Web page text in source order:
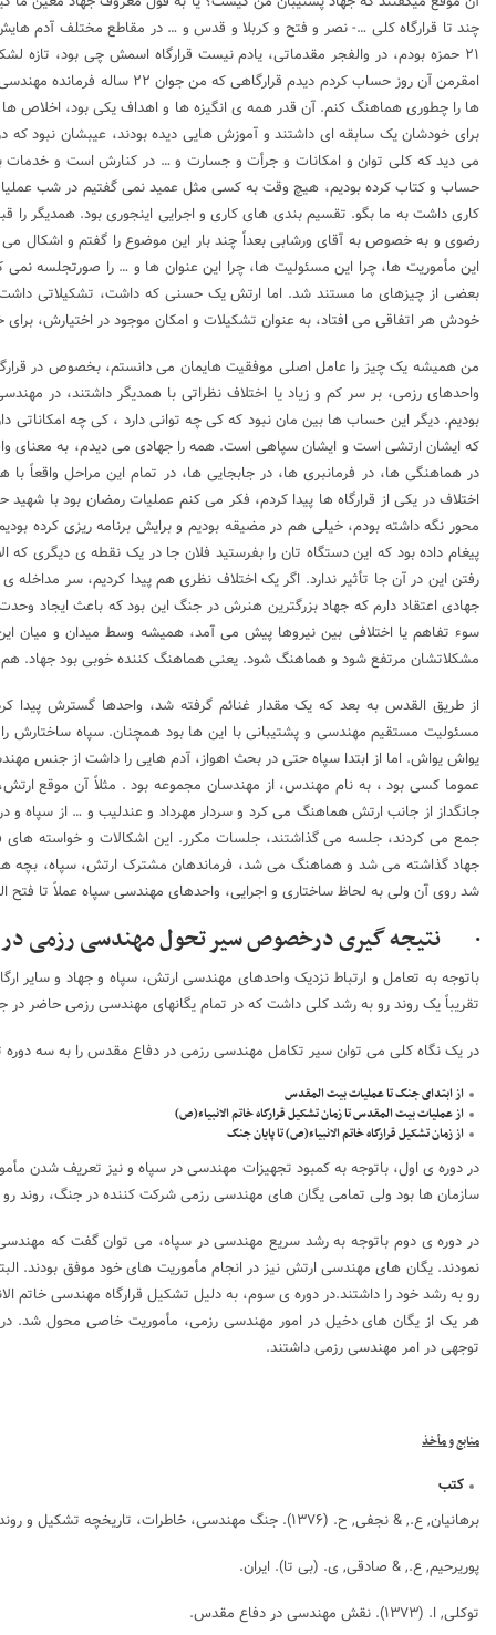
چند تا قرارگاه کلی …- نصر و فتح و کربلا و قدس و … در مقاطع مختلف آدم
۲۱ حمزه بودم، در والفجر مقدماتی، یادم نیست قرارگاه اسمش چی بود،
ها را چطوری هماهنگ کنم. آن قدر همه ی انگیزه ها و اهداف یکی بود، اخلاص
می دید که کلی توان و امکانات و جرأت و جسارت و … در کنارش است و
حساب و کتاب کرده بودیم، هیچ وقت به کسی مثل عمید نمی گفتیم در شب عملیات
کاری داشت به ما بگو. تقسیم بندی های کاری و اجرایی اینجوری بود. همدیگر
رضوی و به خصوص به آقای ورشابی بعداً چند بار این موضوع را گفتم و اشکال
این مأموریت ها، چرا این مسئولیت ها، چرا این عنوان ها و … را صورتجلسه نمی
بعضی از چیزهای ما مستند شد. اما ارتش یک حسنی که داشت، تشکیلاتی
خودش هر اتفاقی می افتاد، به عنوان تشکیلات و امکان موجود در اختیارش،
من همیشه یک چیز را عامل اصلی موفقیت هایمان می دانستم، بخصوص در
واحدهای رزمی، بر سر کم و زیاد یا اختلاف نظراتی با همدیگر داشتند، در
بودیم. دیگر این حساب ها بین مان نبود که کی چه توانی دارد ، کی چه
که ایشان ارتشی است و ایشان سپاهی است. همه را جهادی می دیدم، به معنای
در هماهنگی ها، در فرمانبری ها، در جابجایی ها، در تمام این مراحل
اختلاف در یکی از قرارگاه ها پیدا کردم، فکر می کنم عملیات رمضان بود با
محور نگه داشته بودم، خیلی هم در مضیقه بودیم و برایش برنامه ریزی کرده
پیغام داده بود که این دستگاه تان را بفرستید فلان جا در یک نقطه ی دیگری
رفتن این در آن جا تأثیر ندارد. اگر یک اختلاف نظری هم پیدا کردیم، سر
جهادی اعتقاد دارم که جهاد بزرگترین هنرش در جنگ این بود که باعث ایجاد
سوء تفاهم یا اختلافی بین نیروها پیش می آمد، همیشه وسط میدان و میان
مشکلاتشان مرتفع شود و هماهنگ شود. یعنی هماهنگ کننده خوبی بود جهاد.
از طریق القدس به بعد که یک مقدار غنائم گرفته شد، واحدها گسترش پیدا
مسئولیت مستقیم مهندسی و پشتیبانی با این ها بود همچنان. سپاه
یواش یواش. اما از ابتدا سپاه حتی در بحث اهواز، آدم هایی را داشت از جنس
عموما کسی بود ، به نام مهندس، از مهندسان مجموعه بود . مثلاً آن موقع
جانگداز از جانب ارتش هماهنگ می کرد و سردار مهرداد و عندلیب و … از سپاه
جمع می کردند، جلسه می گذاشتند، جلسات مکرر. این اشکالات و خواسته های
جهاد گذاشته می شد و هماهنگ می شد، فرماندهان مشترک ارتش، سپاه، بچه
شد روی آن ولی به لحاظ ساختاری و اجرایی، واحدهای مهندسی سپاه عملاً تا
· نتیجه گیری درخصوص سیر تحول مهندسی رزمی
باتوجه به تعامل و ارتباط نزدیک واحدهای مهندسی ارتش، سپاه و جهاد و
تقریباً یک روند رو به رشد کلی داشت که در تمام یگانهای مهندسی رزمی حاضر
در یک نگاه کلی می توان سیر تکامل مهندسی رزمی در دفاع مقدس را به سه دوره
از ابتدای جنگ تا عملیات بیت المقدس
از عملیات بیت المقدس تا زمان تشکیل قرارگاه خاتم الانبیاء(ص)
از زمان تشکیل قرارگاه خاتم الانبیاء(ص) تا پایان جنگ
در دوره ی اول، باتوجه به کمبود تجهیزات مهندسی در سپاه و نیز تعریف شدن
سازمان ها بود ولی تمامی یگان های مهندسی رزمی شرکت کننده در جنگ، روند رو
در دوره ی دوم باتوجه به رشد سریع مهندسی در سپاه، می توان گفت که
نمودند. یگان های مهندسی ارتش نیز در انجام مأموریت های خود موفق بودند.
رو به رشد خود را داشتند.در دوره ی سوم، به دلیل تشکیل قرارگاه مهندسی خاتم
هر یک از یگان های دخیل در امور مهندسی رزمی، مأموریت خاصی محول شد.
توجهی در امر مهندسی رزمی داشتند.
منابع و مأخذ
کتب
برهانیان, ع., & نجفی, ح. (۱۳۷۶).
جنگ مهندسی، خاطرات، تاریخچه تشکیل و روند
پوریرحیم, ع., & صادقی, ی. (بی تا). ایران.
توکلی, ا. (۱۳۷۳).
نقش مهندسی در دفاع مقدس.